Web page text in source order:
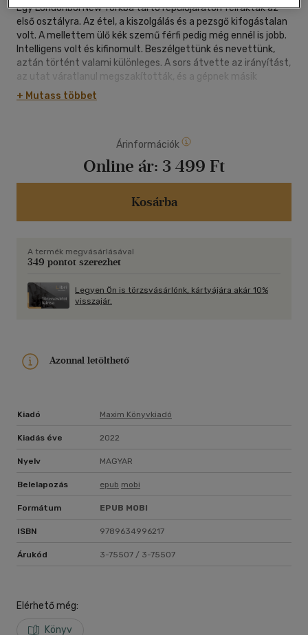
Egy Londonból New Yorkba tartó repülőjáraton felraktak az
első osztályra. Az étel, a kiszolgálás és a pezsgő kifogástalan
volt. A mellettem ülő kék szemű férfi pedig még ennél is jobb.
Intelligens volt és kifinomult. Beszélgettünk és nevettünk,
aztán történt valami különleges. A sors átvette az irányítást,
az utat váratlanul megszakították, és a gépnek másik
városban kellett landolnia, ahol egy éjszakát
vesztegelt. Újratervezés. Volt egy őrülten szenvedélyes
semmit nem hallottam róla. New Yorkba költöztem, álmaim
munkahelyén, a Miles Mediánál lett állásom. El tudjátok
képzelni, mennyire meglepődtem, amikor a cégvezető
irodájába lépve a hatalmas mahagóni íróasztal mögül egy
ismerős, pajkos szempár nézett vissza rám? Egy
+ Mutass többet
Árinformációk
Online ár: 3 499 Ft
Kosárba
A termék megvásárlásával
349 pontot szerezhet
Legyen Ön is törzsvásárlónk, kártyájára akár 10%
visszajár.
Azonnal letölthető
Kiadó Maxim Könyvkiadó
Kiadás éve 2022
Nyelv MAGYAR
Belelapozás epub mobi
Formátum EPUB MOBI
ISBN 9789634996217
Árukód 3-75507 / 3-75507
Elérhető még:
Könyv